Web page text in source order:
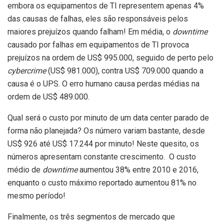
embora os equipamentos de TI representem apenas 4%
das causas de falhas, eles são responsáveis pelos
maiores prejuízos quando falham! Em média, o downtime
causado por falhas em equipamentos de TI provoca
prejuízos na ordem de US$ 995.000, seguido de perto pelo
cybercrime(US$ 981.000), contra US$ 709.000 quando a
causa é o UPS. O erro humano causa perdas médias na
ordem de US$ 489.000.
Qual será o custo por minuto de um data center parado de
forma não planejada? Os número variam bastante, desde
US$ 926 até US$ 17.244 por minuto! Neste quesito, os
números apresentam constante crescimento. O custo
médio de downtimeaumentou 38% entre 2010 e 2016,
enquanto o custo máximo reportado aumentou 81% no
mesmo período!
Finalmente, os três segmentos de mercado que